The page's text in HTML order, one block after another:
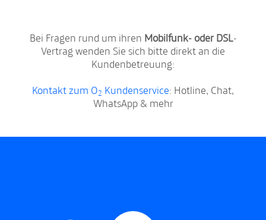
Bei Fragen rund um ihren Mobilfunk- oder DSL-
Vertrag wenden Sie sich bitte direkt an die
Kundenbetreuung:
Kontakt zum O2 Kundenservice: Hotline, Chat,
WhatsApp & mehr